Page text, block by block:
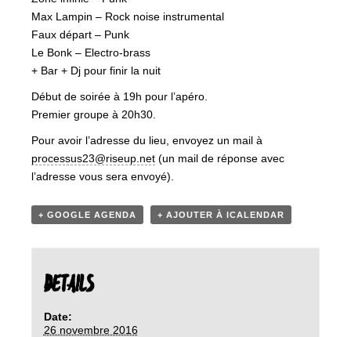
Max Lampin – Rock noise instrumental
Faux départ – Punk
Le Bonk – Electro-brass
+ Bar + Dj pour finir la nuit
Début de soirée à 19h pour l’apéro.
Premier groupe à 20h30.
Pour avoir l’adresse du lieu, envoyez un mail à
processus23@riseup.net (un mail de réponse avec
l’adresse vous sera envoyé).
+ GOOGLE AGENDA + AJOUTER À ICALENDAR
DETAILS
Date:
26 novembre 2016